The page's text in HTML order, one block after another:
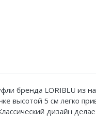
бренда LORIBLU из
высотой 5 см легко
дизайн